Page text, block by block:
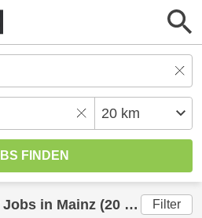
Jobs in Mainz (20 km) gefunden Filter